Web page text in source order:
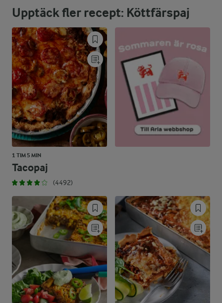
Fett:
58,5 %
31,8 g
Kolhydrater:
22,6 %
26,7 g
Upptäck fler recept: Köttfärspaj
1 TIM 5 MIN
Tacopaj
(4492)